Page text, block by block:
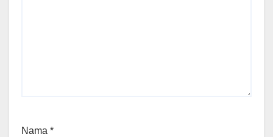
Nama *